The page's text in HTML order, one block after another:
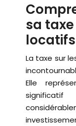
sa
locatifs
La taxe sur
Elle